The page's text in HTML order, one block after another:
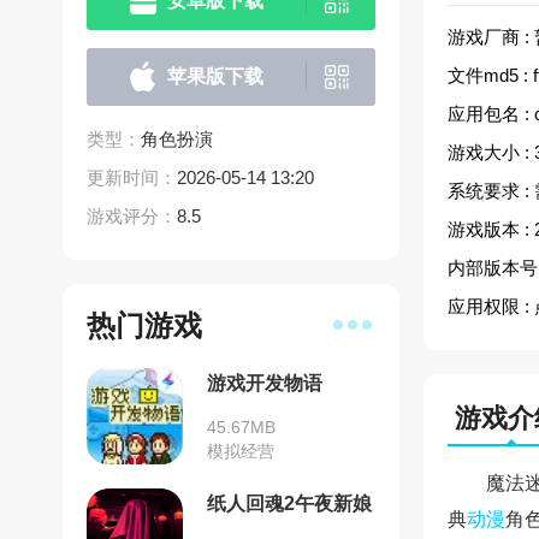
苹果版下载
类型： 角色扮演
更新时间： 2026-05-14 13:20
游戏评分： 8.5
热门游戏
游戏开发物语
45.67MB
模拟经营
纸人回魂2午夜新娘
游戏厂商 :
文件md5 :
应用包名 :
游戏大小 :
系统要求 :
游戏版本 :
内部版本
应用权限 :
游戏
魔法
典动漫角